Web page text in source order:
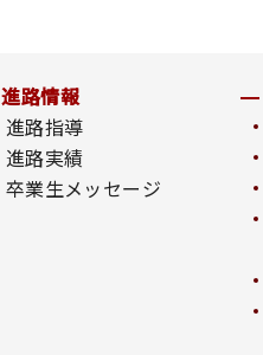
進路情報
進路指導
進路実績
卒業生メッセージ